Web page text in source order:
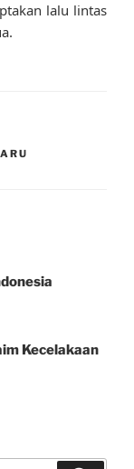
lalu lintas
Kecelakaan